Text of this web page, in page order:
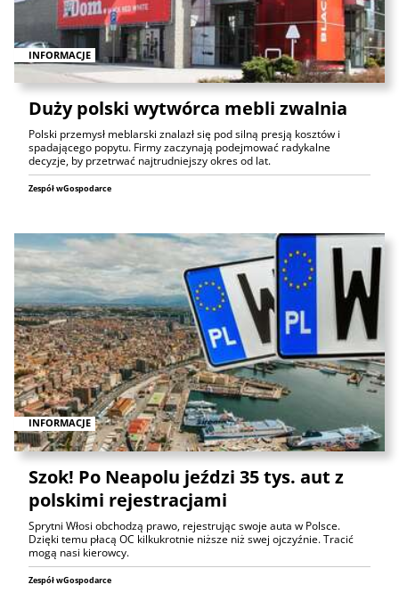
INFORMACJE
Duży polski wytwórca mebli zwalnia
Polski przemysł meblarski znalazł się pod silną presją kosztów i
spadającego popytu. Firmy zaczynają podejmować radykalne
decyzje, by przetrwać najtrudniejszy okres od lat.
Zespół wGospodarce
INFORMACJE
Szok! Po Neapolu jeździ 35 tys. aut z
polskimi rejestracjami
Sprytni Włosi obchodzą prawo, rejestrując swoje auta w Polsce.
Dzięki temu płacą OC kilkukrotnie niższe niż swej ojczyźnie. Tracić
mogą nasi kierowcy.
Zespół wGospodarce